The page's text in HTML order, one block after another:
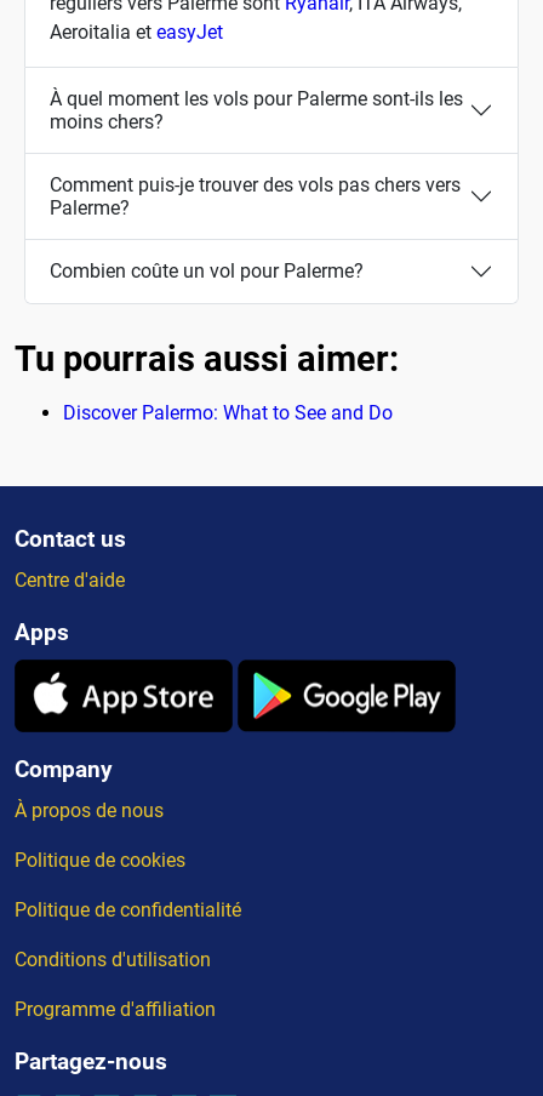
Aeroitalia et easyJet
À quel moment les vols pour Palerme sont-ils les
moins chers?
Comment puis-je trouver des vols pas chers vers
Palerme?
Combien coûte un vol pour Palerme?
Tu pourrais aussi aimer:
Discover Palermo: What to See and Do
Contact us
Centre d'aide
Apps
Company
À propos de nous
Politique de cookies
Politique de confidentialité
Conditions d'utilisation
Programme d'affiliation
Partagez-nous